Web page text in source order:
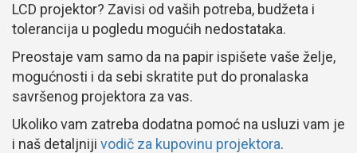
LCD projektor? Zavisi od vaših potreba, budžeta i
tolerancija u pogledu mogućih nedostataka.
Preostaje vam samo da na papir ispišete vaše želje,
mogućnosti i da sebi skratite put do pronalaska
savršenog projektora za vas.
Ukoliko vam zatreba dodatna pomoć na usluzi vam je
i naš detaljniji vodič za kupovinu projektora.